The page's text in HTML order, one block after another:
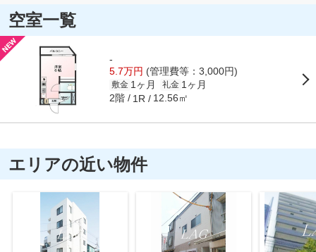
空室一覧
-
5.7万円 (管理費等：3,000円)
敷金 1ヶ月 礼金 1ヶ月
2階 1R 12.56㎡
エリアの近い物件